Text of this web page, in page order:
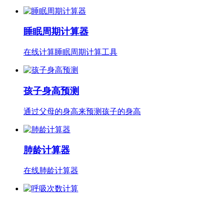
睡眠周期计算器
在线计算睡眠周期计算工具
孩子身高预测
通过父母的身高来预测孩子的身高
肺龄计算器
在线肺龄计算器